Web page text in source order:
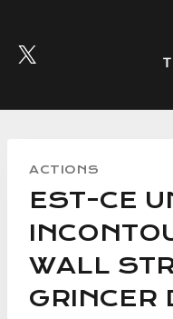
content
ACTIONS
EST-CE
WALL
GRINCER